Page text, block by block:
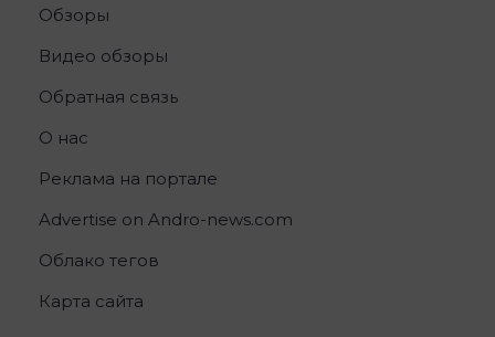
Обзоры
Видео обзоры
Обратная связь
О нас
Реклама на портале
Advertise on Andro-news.com
Облако тегов
Карта сайта